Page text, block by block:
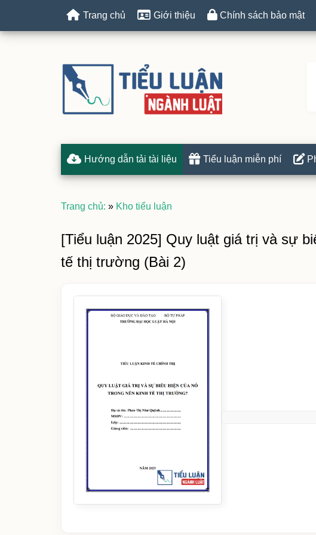
Trang chủ Giới thiệu Chính sách bảo mật
Hướng dẫn tải tài liệu Tiểu luận miễn phí
Trang chủ: » Kho tiểu luận
[Tiểu luận 2025] Quy luật giá trị và sự
tế thị trường (Bài 2)